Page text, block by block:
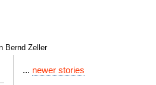
Bernd Zeller
... newer stories